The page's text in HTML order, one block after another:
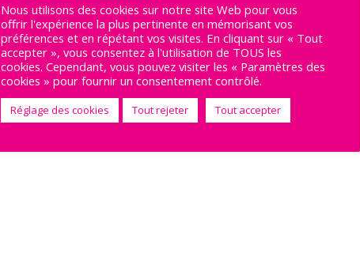
Nous utilisons des cookies sur notre site Web pour vous
offrir l'expérience la plus pertinente en mémorisant vos
préférences et en répétant vos visites. En cliquant sur « Tout
accepter », vous consentez à l'utilisation de TOUS les
cookies. Cependant, vous pouvez visiter les « Paramètres des
cookies » pour fournir un consentement contrôlé.
Réglage des cookies Tout rejeter Tout accepter